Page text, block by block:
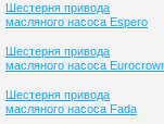
Шестерня привода
масляного насоса Espero
Шестерня привода
масляного насоса
Шестерня привода
масляного насоса Fada